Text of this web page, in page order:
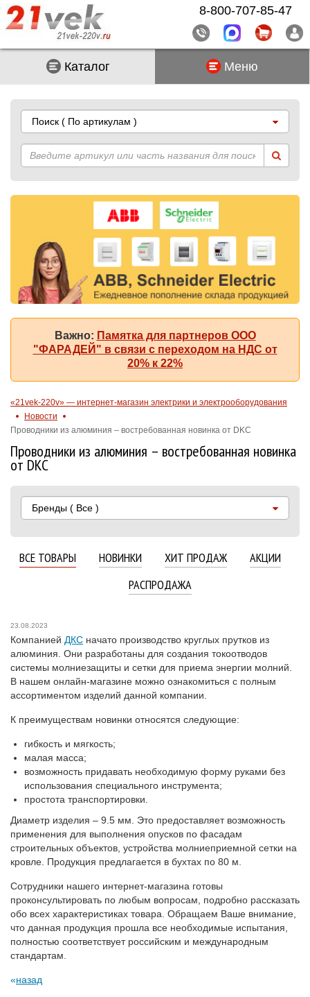
Каталог Меню
Поиск ( По артикулам )
Важно: Памятка для партнеров ООО
"ФАРАДЕЙ" в связи с переходом на НДС от
20% к 22%
«21vek-220v» — интернет-магазин электрики и электрооборудования
Новости
Проводники из алюминия – востребованная новинка от DKC
Проводники из алюминия – востребованная новинка
от DKC
Бренды ( Все )
ВСЕ ТОВАРЫ НОВИНКИ ХИТ ПРОДАЖ
АКЦИИ
РАСПРОДАЖА
23.08.2023
Компанией ДКС начато производство круглых прутков из
алюминия. Они разработаны для создания токоотводов
системы молниезащиты и сетки для приема энергии молний.
В нашем онлайн-магазине можно ознакомиться с полным
ассортиментом изделий данной компании.
К преимуществам новинки относятся следующие:
гибкость и мягкость;
малая масса;
возможность придавать необходимую форму руками без
использования специального инструмента;
простота транспортировки.
Диаметр изделия – 9.5 мм. Это предоставляет возможность
применения для выполнения опусков по фасадам
строительных объектов, устройства молниеприемной сетки на
кровле. Продукция предлагается в бухтах по 80 м.
Сотрудники нашего интернет-магазина готовы
проконсультировать по любым вопросам, подробно рассказать
обо всех характеристиках товара. Обращаем Ваше внимание,
что данная продукция прошла все необходимые испытания,
полностью соответствует российским и международным
стандартам.
назад
8-800-707-85-47